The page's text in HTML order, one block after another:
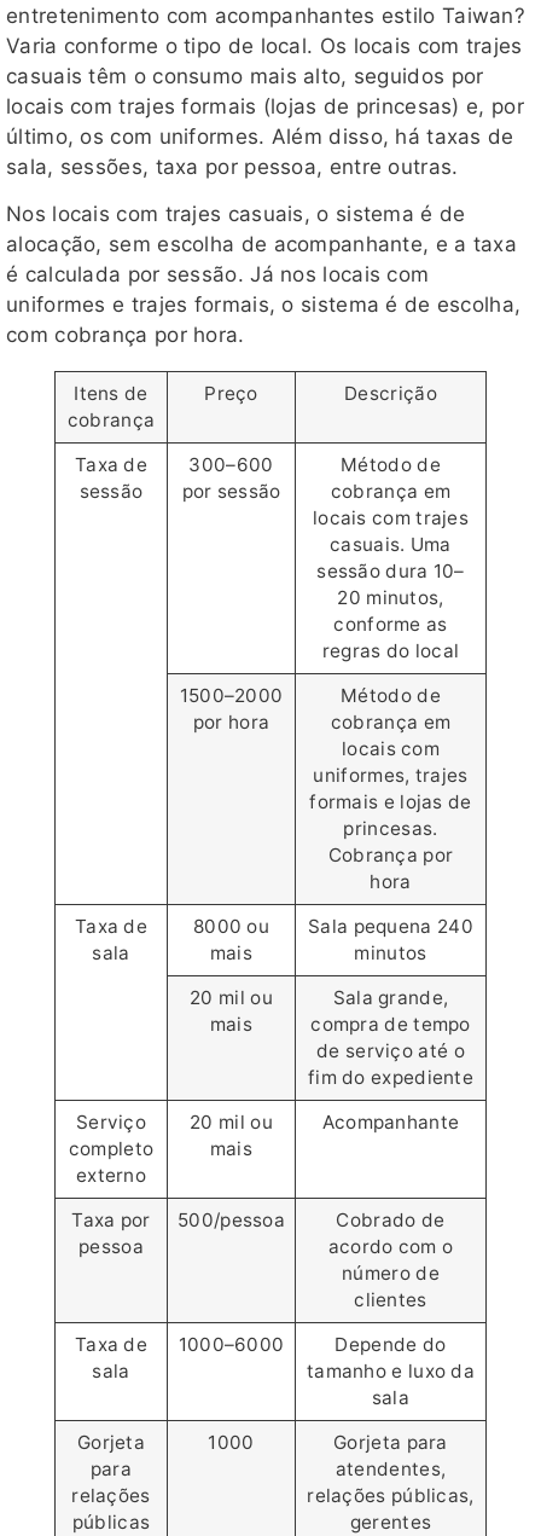
entretenimento com acompanhantes estilo Taiwan?
Varia conforme o tipo de local. Os locais com trajes
casuais têm o consumo mais alto, seguidos por
locais com trajes formais (lojas de princesas) e, por
último, os com uniformes. Além disso, há taxas de
sala, sessões, taxa por pessoa, entre outras.
Nos locais com trajes casuais, o sistema é de
alocação, sem escolha de acompanhante, e a taxa
é calculada por sessão. Já nos locais com
uniformes e trajes formais, o sistema é de escolha,
com cobrança por hora.
Itens de
cobrança
Preço Descrição
Taxa de
sessão
300–600
por sessão
Método de
cobrança em
locais com trajes
casuais. Uma
sessão dura 10–
20 minutos,
conforme as
regras do local
1500–2000
por hora
Método de
cobrança em
locais com
uniformes, trajes
formais e lojas de
princesas.
Cobrança por
hora
Taxa de
sala
8000 ou
mais
Sala pequena 240
minutos
20 mil ou
mais
Sala grande,
compra de tempo
de serviço até o
fim do expediente
Serviço
completo
externo
20 mil ou
mais
Acompanhante
Taxa por
pessoa
500/pessoa
Cobrado de
acordo com o
número de
clientes
Taxa de
sala
1000–6000
Depende do
tamanho e luxo da
sala
Gorjeta
para
relações
públicas
1000
Gorjeta para
atendentes,
relações públicas,
gerentes